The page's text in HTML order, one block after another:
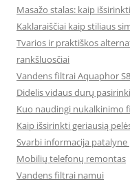
Masažo stalas: kaip
Kaklaraiščiai kaip stiliaus
Tvarios ir praktiškos
rankšluosčiai
Vandens filtrai Aquaphor
Didelis vidaus durų
Kuo naudingi nukalkinimo
Kaip išsirinkti geriausią
Svarbi informacija
Mobilių telefonų remontas
Vandens filtrai namui